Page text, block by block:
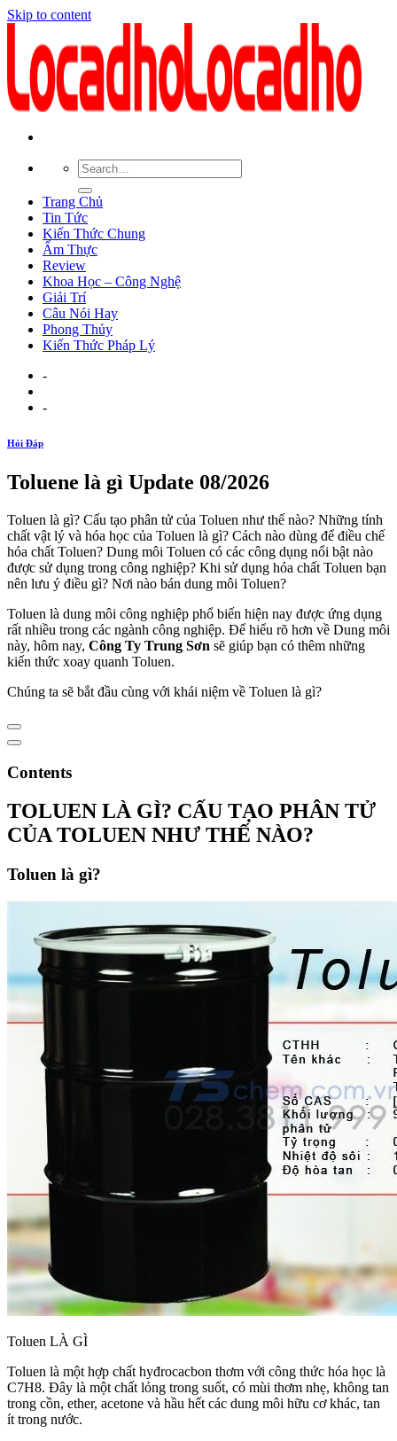
Skip to content
Trang Chủ
Tin Tức
Kiến Thức Chung
Ẩm Thực
Review
Khoa Học – Công Nghệ
Giải Trí
Câu Nói Hay
Phong Thủy
Kiến Thức Pháp Lý
-
-
Hỏi Đáp
Toluene là gì Update 08/2026
Toluen là gì? Cấu tạo phân tử của Toluen như thế nào? Những tính
chất vật lý và hóa học của Toluen là gì? Cách nào dùng để điều chế
hóa chất Toluen? Dung môi Toluen có các công dụng nổi bật nào
được sử dụng trong công nghiệp? Khi sử dụng hóa chất Toluen bạn
nên lưu ý điều gì? Nơi nào bán dung môi Toluen?
Toluen là dung môi công nghiệp phổ biến hiện nay được ứng dụng
rất nhiều trong các ngành công nghiệp. Để hiểu rõ hơn về Dung môi
này, hôm nay, Công Ty Trung Sơn sẽ giúp bạn có thêm những
kiến thức xoay quanh Toluen.
Chúng ta sẽ bắt đầu cùng với khái niệm về Toluen là gì?
Contents
TOLUEN LÀ GÌ? CẤU TẠO PHÂN TỬ
CỦA TOLUEN NHƯ THẾ NÀO?
Toluen là gì?
Toluen LÀ GÌ
Toluen là một hợp chất hyđrocacbon thơm với công thức hóa học là
C7H8. Đây là một chất lỏng trong suốt, có mùi thơm nhẹ, không tan
trong cồn, ether, acetone và hầu hết các dung môi hữu cơ khác, tan
ít trong nước.